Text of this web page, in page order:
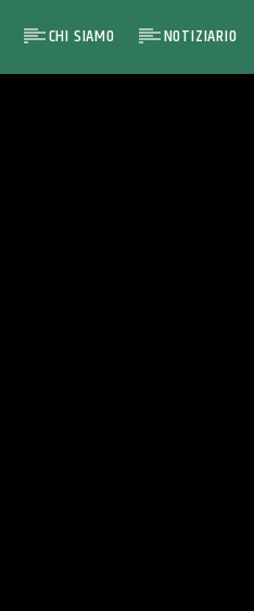
CHI SIAMO NOTIZIARIO